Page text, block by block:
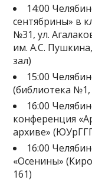
14:00
сентябрины» в
№31, ул.
им. А.С.
зал)
15:00
(библиотека №1,
16:00
конференция
архиве»
16:00
«Осенины»
161)